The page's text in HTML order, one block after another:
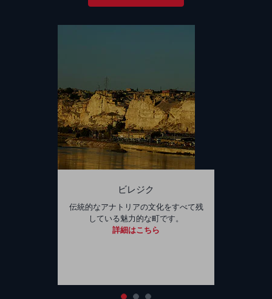
ビレジク
伝統的なアナトリアの文化をすべて残
している魅力的な町です。
詳細はこちら